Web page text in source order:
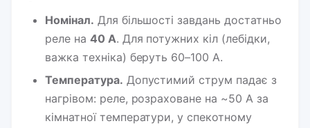
Номінал. Для більшості завдань достатньо
реле на 40 А. Для потужних кіл (лебідки,
важка техніка) беруть 60–100 А.
Температура. Допустимий струм падає з
нагрівом: реле, розраховане на ~50 А за
кімнатної температури, у спекотному